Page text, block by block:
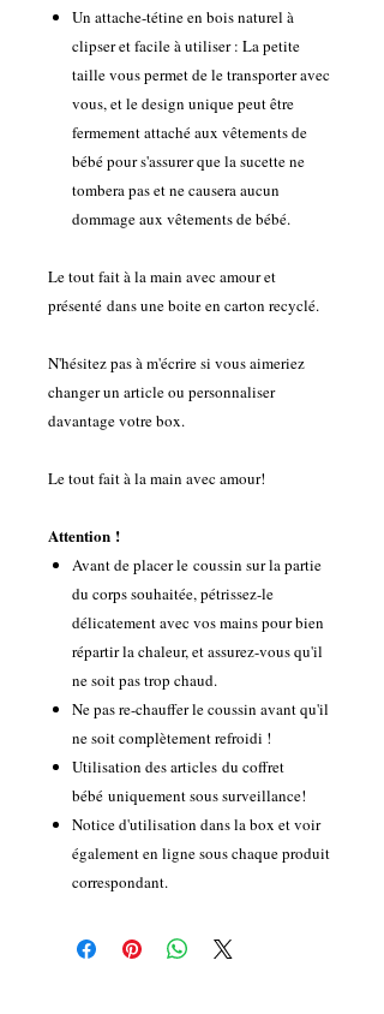
Un attache-tétine en bois naturel à
clipser et facile à utiliser : La petite
taille vous permet de le transporter avec
vous, et le design unique peut être
fermement attaché aux vêtements de
bébé pour s'assurer que la sucette ne
tombera pas et ne causera aucun
dommage aux vêtements de bébé.
Le tout fait à la main avec amour et
présenté dans une boite en carton recyclé.
N'hésitez pas à m'écrire si vous aimeriez
changer un article ou personnaliser
davantage votre box.
Le tout fait à la main avec amour!
Attention !
Avant de placer le coussin sur la partie
du corps souhaitée, pétrissez-le
délicatement avec vos mains pour bien
répartir la chaleur, et assurez-vous qu'il
ne soit pas trop chaud.
Ne pas re-chauffer le coussin avant qu'il
ne soit complètement refroidi !
Utilisation des articles du coffret
bébé uniquement sous surveillance!
Notice d'utilisation dans la box et voir
également en ligne sous chaque produit
correspondant.